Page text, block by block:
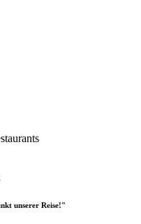
unserer Reise!"